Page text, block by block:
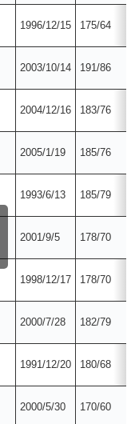
1996/12/15 175/64
2003/10/14 191/86
2004/12/16 183/76
2005/1/19 185/76
1993/6/13 185/79
2001/9/5 178/70
1998/12/17 178/70
2000/7/28 182/79
1991/12/20 180/68
2000/5/30 170/60